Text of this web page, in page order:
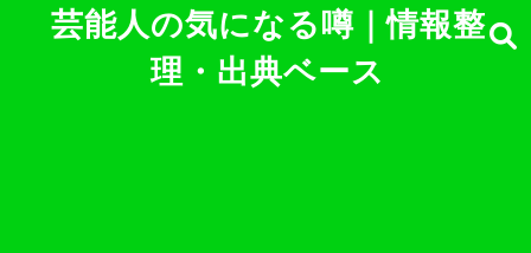
芸能人の気になる噂｜情報整
理・出典ベース